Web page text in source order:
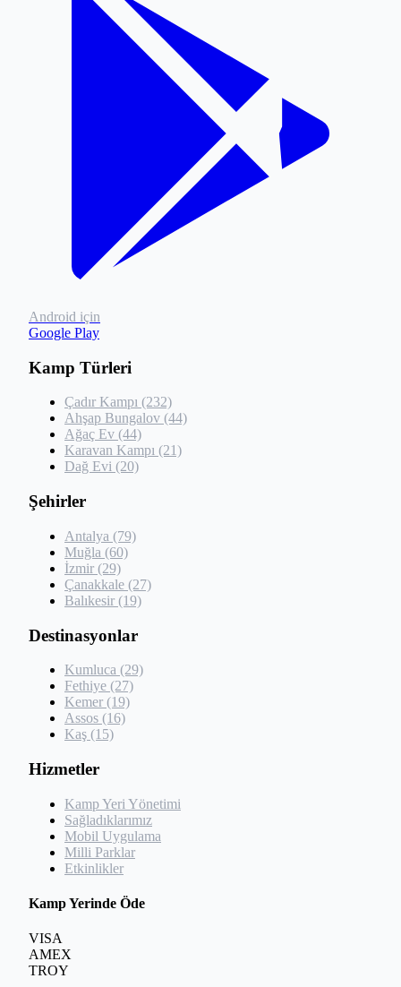
Android için
Google Play
Kamp Türleri
Çadır Kampı (232)
Ahşap Bungalov (44)
Ağaç Ev (44)
Karavan Kampı (21)
Dağ Evi (20)
Şehirler
Antalya (79)
Muğla (60)
İzmir (29)
Çanakkale (27)
Balıkesir (19)
Destinasyonlar
Kumluca (29)
Fethiye (27)
Kemer (19)
Assos (16)
Kaş (15)
Hizmetler
Kamp Yeri Yönetimi
Sağladıklarımız
Mobil Uygulama
Milli Parklar
Etkinlikler
Kamp Yerinde Öde
VISA
AMEX
TROY